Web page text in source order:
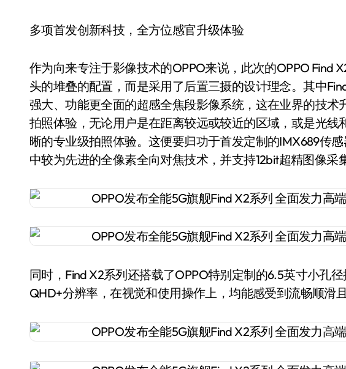
多项首发创新科技，全方位感官升级体验
作为向来专注于影像技术的OPPO来说，此次的OPPO Find
头的堆叠的配置，而是采用了后置三摄的设计理念。其中
强大、功能更全面的超感全焦段影像系统，这在业界的技术
拍照体验，无论用户是在距离较远或较近的区域，或是光
晰的专业级拍照体验。这便要归功于首发定制的IMX689传
中较为先进的全像素全向对焦技术，并支持12bit超精图像采集
同时，Find X2系列还搭载了OPPO特别定制的6.5英寸小孔
QHD+分辨率，在视觉和使用操作上，均能感受到流畅顺滑